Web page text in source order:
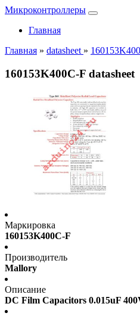
Микроконтроллеры
Главная
Главная » datasheet »
160153K400C-F datasheet
Маркировка
160153K400C-F
Производитель
Mallory
Описание
DC Film Capacitors 0.015uF